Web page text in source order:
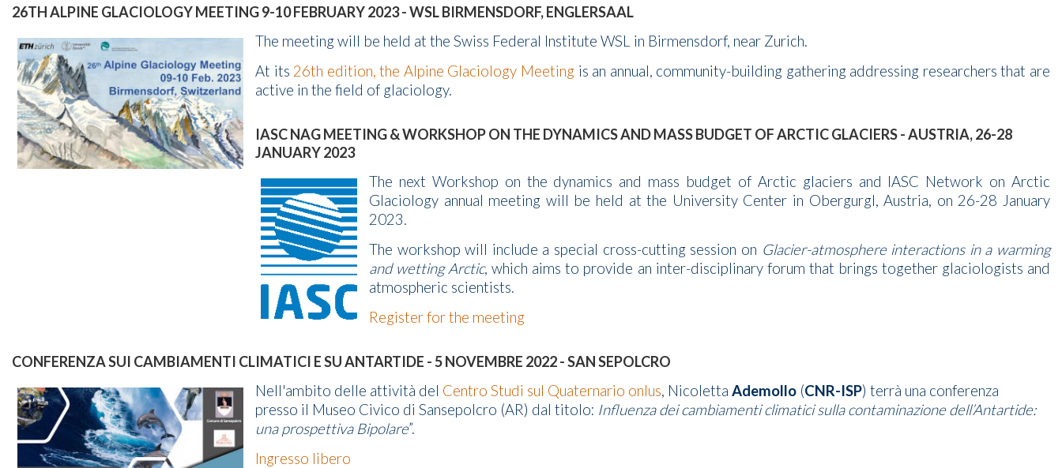
26TH ALPINE GLACIOLOGY MEETING 9-10 FEBRUARY 2023 - WSL BIRMENSDORF, ENGLERSAAL
The meeting will be held at the Swiss Federal Institute WSL in Birmensdorf, near Zurich.
At its 26th edition, the Alpine Glaciology Meetingis an annual, community-building gathering addressing researchers that are
active in the field of glaciology.
IASC NAG MEETING & WORKSHOP ON THE DYNAMICS AND MASS BUDGET OF ARCTIC GLACIERS - AUSTRIA, 26-28
JANUARY 2023
The next Workshop on the dynamics and mass budget of Arctic glaciers and IASC Network on Arctic
Glaciology annual meeting will be held at the University Center in Obergurgl, Austria, on 26-28 January
2023.
The workshop will include a special cross-cutting session on Glacier-atmosphere interactions in a warming
and wetting Arctic, which aims to provide an inter-disciplinary forum that brings together glaciologists and
atmospheric scientists.
Register for the meeting
CONFERENZA SUI CAMBIAMENTI CLIMATICI E SU ANTARTIDE - 5 NOVEMBRE 2022 - SAN SEPOLCRO
Nell'ambito delle attività del Centro Studi sul Quaternario onlus, Nicoletta Ademollo (CNR-ISP) terrà una conferenza
presso il Museo Civico di Sansepolcro (AR) dal titolo: Influenza dei cambiamenti climatici sulla contaminazione dell’Antartide:
una prospettiva Bipolare”.
Ingresso libero